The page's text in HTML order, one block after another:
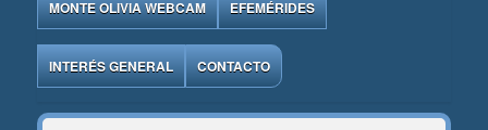
MONTE OLIVIA WEBCAM EFEMÉRIDES
INTERÉS GENERAL CONTACTO